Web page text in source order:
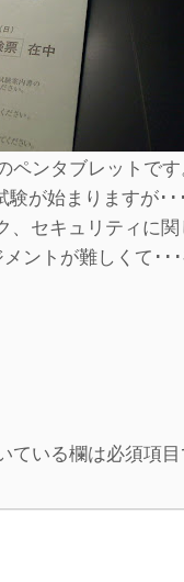
ンタブレットです
が始まりますが･
セキュリティに
トが難しくて･･
ている欄は必須項